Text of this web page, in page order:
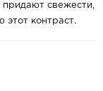
свежести,
этот контраст.